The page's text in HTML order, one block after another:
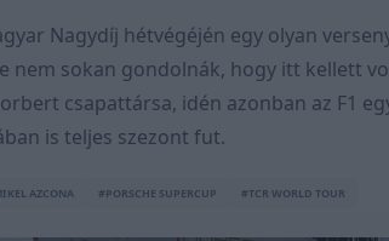
Nagydíj hétvégéjén egy olyan
nem sokan gondolnák, hogy itt kellett
csapattársa, idén azonban az F1
is teljes szezont fut.
AZCONA #PORSCHE SUPERCUP #TCR WORLD TOUR